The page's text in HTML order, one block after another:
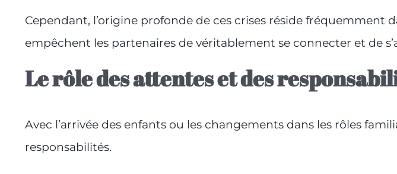
Cependant, l’origine profonde de ces crises réside fréquemment
empêchent les partenaires de véritablement se connecter et de
Le rôle des attentes et des
Avec l’arrivée des enfants ou les changements dans les rôles
responsabilités.